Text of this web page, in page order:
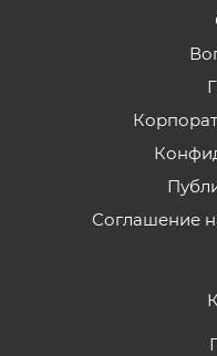
Соглашение